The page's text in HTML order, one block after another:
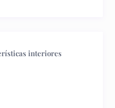
interiores